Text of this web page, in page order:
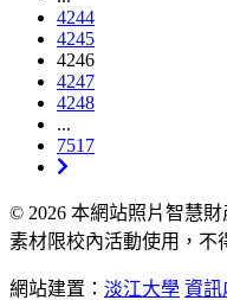
4244
4245
4246
4247
4248
...
7517
© 2026 本網站照片智慧
素材限校內活動使用，不
網站建置： 淡江大學 資訊